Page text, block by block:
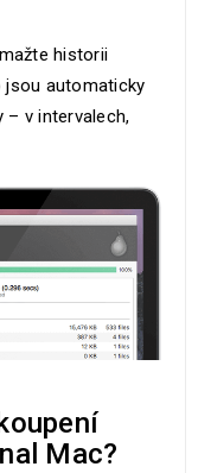
historii
jsou automaticky
– v intervalech,
Mac?